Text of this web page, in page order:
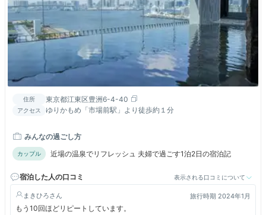
住所 東京都江東区豊洲6-4-40
アクセス ゆりかもめ「市場前駅」より徒歩約１分
みんなの過ごし方
カップル 近場の温泉でリフレッシュ 夫婦で過ごす1泊2日の宿泊記
宿泊した人の口コミ 表示される口コミについて
まきひろ 旅行時期 2024年1月
もう10回ほどリピートしています。